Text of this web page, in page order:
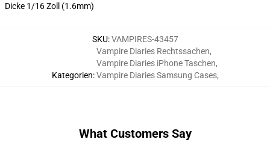
Dicke 1/16 Zoll (1.6mm)
SKU:VAMPIRES-43457
Kategorien:
Vampire Diaries Rechtssachen,
Vampire Diaries iPhone Taschen,
Vampire Diaries Samsung Cases,
What Customers Say